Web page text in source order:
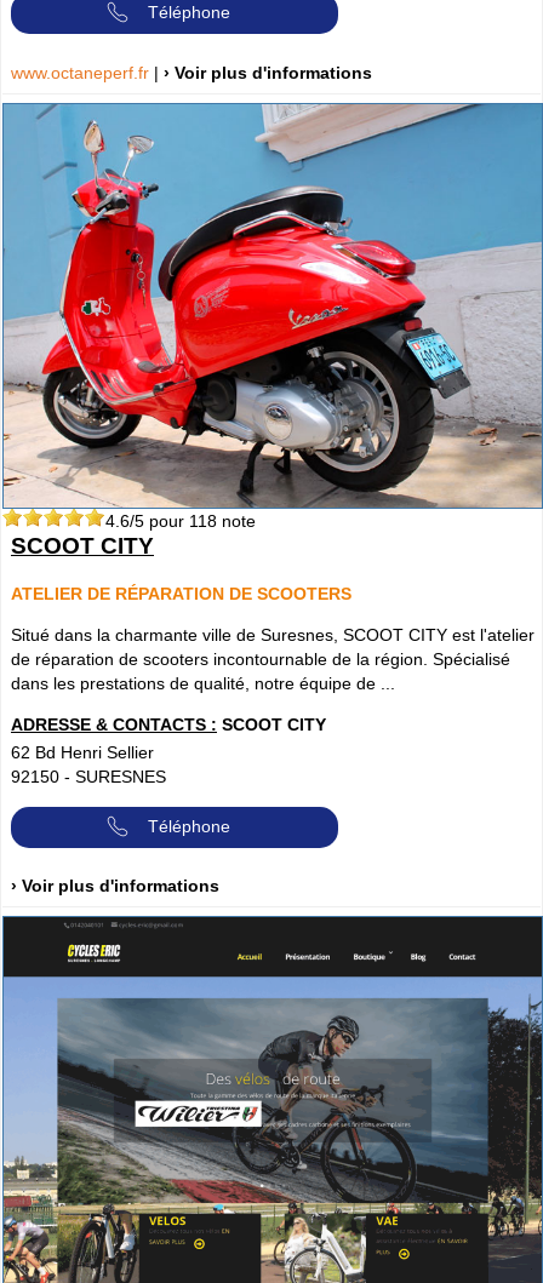
Téléphone
www.octaneperf.fr | › Voir plus d'informations
4.6/5 pour 118 note
SCOOT CITY
ATELIER DE RÉPARATION DE SCOOTERS
Situé dans la charmante ville de Suresnes, SCOOT CITY est l'atelier
de réparation de scooters incontournable de la région. Spécialisé
dans les prestations de qualité, notre équipe de ...
ADRESSE & CONTACTS : SCOOT CITY
62 Bd Henri Sellier
92150 - SURESNES
Téléphone
› Voir plus d'informations